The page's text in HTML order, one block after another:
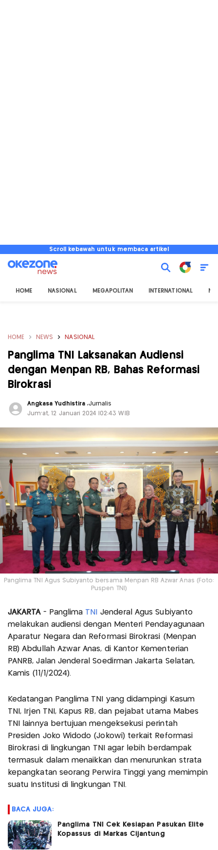
Scroll kebawah untuk membaca artikel
HOME NASIONAL MEGAPOLITAN INTERNATIONAL
HOME NEWS NASIONAL
Panglima TNI Laksanakan Audiensi
dengan Menpan RB, Bahas Reformasi
Birokrasi
Angkasa Yudhistira ,Jurnalis
Jum'at, 12 Januari 2024 |02:43 WIB
Panglima TNI Agus Subiyanto bersama Menpan RB Azwar Anas (Foto:
Puspen TNI)
JAKARTA - Panglima TNI Jenderal Agus Subiyanto
melakukan audiensi dengan Menteri Pendayagunaan
Aparatur Negara dan Reformasi Birokrasi (Menpan
RB) Abdullah Azwar Anas, di Kantor Kementerian
PANRB, Jalan Jenderal Soedirman Jakarta Selatan,
Kamis (11/1/2024).
Kedatangan Panglima TNI yang didampingi Kasum
TNI, Irjen TNI, Kapus RB, dan pejabat utama Mabes
TNI lainnya bertujuan mengeksekusi perintah
Presiden Joko Widodo (Jokowi) terkait Reformasi
Birokrasi di lingkungan TNI agar lebih berdampak
termasuk dalam menaikkan dan menurunkan strata
kepangkatan seorang Perwira Tinggi yang memimpin
suatu Institusi di lingkungan TNI.
BACA JUGA:
Panglima TNI Cek Kesiapan Pasukan Elite
Kopassus di Markas Cijantung